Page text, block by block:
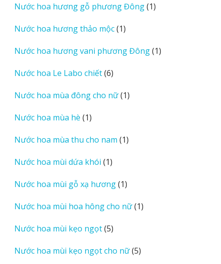
phẩm
Nước hoa hương gỗ phương Đông 11
Nước hoa hương thảo mộc 11
phẩm
Nước hoa hương vani phương Đông 11
Nước hoa Le Labo chiết 66
phẩm
Nước hoa mùa đông cho nữ 11
Nước hoa mùa hè 11
phẩm
Nước hoa mùa thu cho nam 11
Nước hoa mùi dứa khói 11
phẩm
Nước hoa mùi gỗ xạ hương 11
phẩm
Nước hoa mùi hoa hông cho nữ 11
Nước hoa mùi kẹo ngọt 55
phẩm
Nước hoa mùi kẹo ngọt cho nữ 55